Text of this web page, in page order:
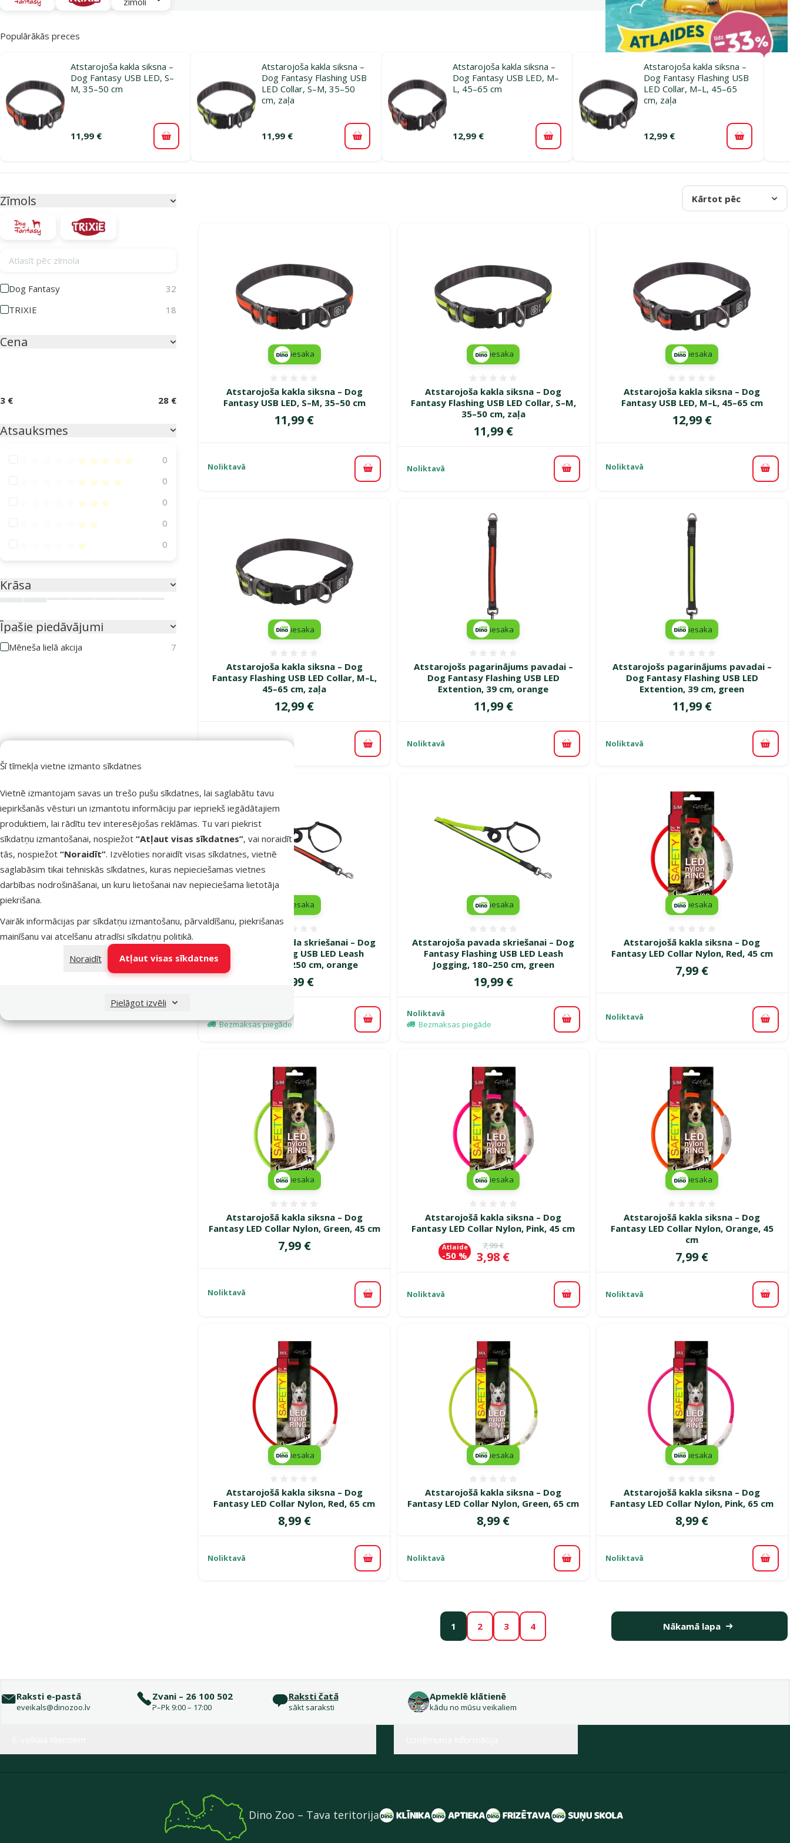
Šī tīmekļa vietne izmanto sīkdatnes
Vietnē izmantojam savas un trešo pušu sīkdatnes, lai saglabātu tavu
iepirkšanās vēsturi un izmantotu informāciju par iepriekš iegādātajiem
produktiem, lai rādītu tev interesējošas reklāmas. Tu vari piekrist
sīkdatņu izmantošanai, nospiežot “Atļaut visas sīkdatnes”, vai noraidīt
tās, nospiežot “Noraidīt”. Izvēloties noraidīt visas sīkdatnes, vietnē
saglabāsim tikai tehniskās sīkdatnes, kuras nepieciešamas vietnes
darbības nodrošināšanai, un kuru lietošanai nav nepieciešama lietotāja
piekrišana.
Vairāk informācijas par sīkdatņu izmantošanu, pārvaldīšanu, piekrišanas
mainīšanu vai atcelšanu atradīsi sīkdatņu politikā.
Noraidīt
Atļaut visas sīkdatnes
Pielāgot izvēli
Populārākās preces
Atstarojoša kakla siksna –
Dog Fantasy USB LED, S–
M, 35–50 cm
11,99 € Pievienot grozam
Atstarojoša kakla siksna –
Dog Fantasy Flashing USB
LED Collar, S–M, 35–50
cm, zaļa
11,99 € Pievienot grozam
Atstarojoša kakla siksna –
Dog Fantasy USB LED, M–
L, 45–65 cm
12,99 € Pievienot grozam
Atstarojoša kakla siksna –
Dog Fantasy Flashing USB
LED Collar, M–L, 45–65
cm, zaļa
12,99 € Pievienot
Zīmols
Atlasīt pēc zīmola
Dog Fantasy
32
TRIXIE
18
Cena
3 € 28 €
Atsauksmes
Atsauksmes 100%
0
Atsauksmes 80%
0
Atsauksmes 60%
0
Atsauksmes 40%
0
Atsauksmes 20%
0
Krāsa
Īpašie piedāvājumi
Mēneša lielā akcija 7
Kārtot pēc
Atstarojoša kakla siksna – Dog
Fantasy USB LED, S–M, 35–50 cm
Cena
11,99 €
iesaka
Noliktavā
Pievienot grozam
Atstarojoša kakla siksna – Dog
Fantasy Flashing USB LED Collar, S–M,
35–50 cm, zaļa
Cena
11,99 €
iesaka
Noliktavā Pievienot grozam
Atstarojoša kakla siksna – Dog
Fantasy USB LED, M–L, 45–65 cm
Cena
12,99 €
iesaka
Noliktavā
Atstarojoša kakla siksna – Dog
Fantasy Flashing USB LED Collar, M–L,
45–65 cm, zaļa
Cena
12,99 €
iesaka
Noliktavā Pievienot grozam
Atstarojošs pagarinājums pavadai –
Dog Fantasy Flashing USB LED
Extention, 39 cm, orange
Cena
11,99 €
iesaka
Noliktavā Pievienot grozam
Atstarojošs pagarinājums pavadai –
Dog Fantasy Flashing USB LED
Extention, 39 cm, green
Cena
11,99 €
iesaka
Noliktavā
Atstarojoša pavada skriešanai – Dog
Fantasy Flashing USB LED Leash
Jogging, 180–250 cm, orange
Cena
19,99 €
iesaka
Bezmaksas piegāde
Pievienot grozam
Atstarojoša pavada skriešanai – Dog
Fantasy Flashing USB LED Leash
Jogging, 180–250 cm, green
Cena
19,99 €
iesaka
Noliktavā
Bezmaksas piegāde
Pievienot grozam
Atstarojošā kakla siksna – Dog
Fantasy LED Collar Nylon, Red, 45 cm
Cena
7,99 €
iesaka
Noliktavā
Atstarojošā kakla siksna – Dog
Fantasy LED Collar Nylon, Green, 45 cm
Cena
7,99 €
iesaka
Noliktavā
Pievienot grozam
Atstarojošā kakla siksna – Dog
Fantasy LED Collar Nylon, Pink, 45 cm
Oriģinālā cena
7,99 €
Cena
3,98 €
Atlaide
-50 %
iesaka
Noliktavā Pievienot grozam
Atstarojošā kakla siksna – Dog
Fantasy LED Collar Nylon, Orange, 45
cm
Cena
7,99 €
iesaka
Noliktavā
Atstarojošā kakla siksna – Dog
Fantasy LED Collar Nylon, Red, 65 cm
Cena
8,99 €
iesaka
Noliktavā Pievienot grozam
Atstarojošā kakla siksna – Dog
Fantasy LED Collar Nylon, Green, 65 cm
Cena
8,99 €
iesaka
Noliktavā Pievienot grozam
Atstarojošā kakla siksna – Dog
Fantasy LED Collar Nylon, Pink, 65 cm
Cena
8,99 €
iesaka
Noliktavā
1 2 3 4 Nākamā lapa
Raksti e-pastā
eveikals@dinozoo.lv
Zvani – 26 100 502
P–Pk 9:00 – 17:00
Raksti čatā
sākt saraksti
Apmeklē klātienē
kādu no mūsu veikaliem
Dino Zoo – Tava teritorija